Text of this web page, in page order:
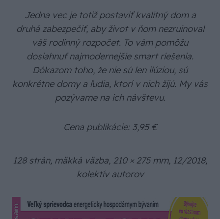
Jedna vec je totiž postaviť kvalitný dom a
druhá zabezpečiť, aby život v ňom nezruinoval
váš rodinný rozpočet. To vám pomôžu
dosiahnuť najmodernejšie smart riešenia.
Dôkazom toho, že nie sú len ilúziou, sú
konkrétne domy a ľudia, ktorí v nich žijú. My vás
pozývame na ich návštevu.
Cena publikácie: 3,95 €
128 strán, mäkká väzba, 210 × 275 mm, 12/2018,
kolektív autorov